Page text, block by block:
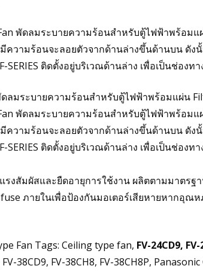
พัดลมระบายความร้อนสำหรับตู้ไฟฟ้าพร้อมแ
วามร้อนจะลอยตัวจากด้านล่างขึ้นด้านบน ดังนั้
ติดตั้งอยู่บริเวณด้านล่าง เพื่อเป็นช่อง
ดลมระบายความร้อนสำหรับตู้ไฟฟ้าพร้อมแผ่น
พัดลมระบายความร้อนสำหรับตู้ไฟฟ้าพร้อมแ
วามร้อนจะลอยตัวจากด้านล่างขึ้นด้านบน ดังนั้
ติดตั้งอยู่บริเวณด้านล่าง เพื่อเป็นช่อง
งสัมผัสและยืดอายุการใช้งาน ผลิตตามมาตรฐ
ภายในเพื่อป้องกันมอเตอร์เสียหายหากอุณ
Fan Tags: Ceiling type fan, FV-24CD9,
38CD9, FV-38CH8, FV-38CH8P,